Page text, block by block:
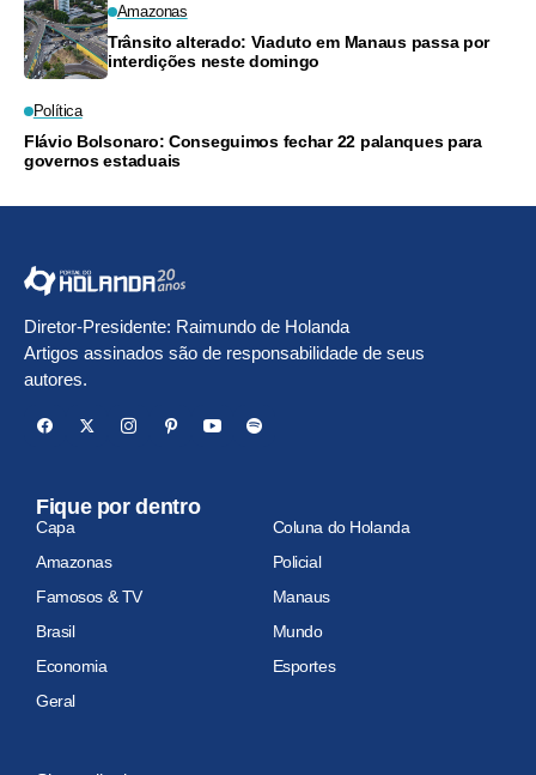
Amazonas
Trânsito alterado: Viaduto em Manaus passa por
interdições neste domingo
Política
Flávio Bolsonaro: Conseguimos fechar 22 palanques para
governos estaduais
Diretor-Presidente: Raimundo de Holanda
Artigos assinados são de responsabilidade de seus
autores.
Fique por dentro
Capa
Coluna do Holanda
Amazonas
Policial
Famosos & TV
Manaus
Brasil
Mundo
Economia
Esportes
Geral